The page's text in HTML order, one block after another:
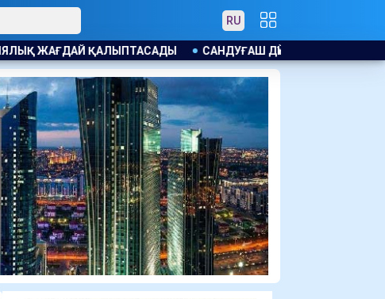
RU
САНДУҒАШ ДҮЙСЕНОВА БАЖКЕНОВАНЫҢ АҚПАРАТТЫ ҚАЛАЙ